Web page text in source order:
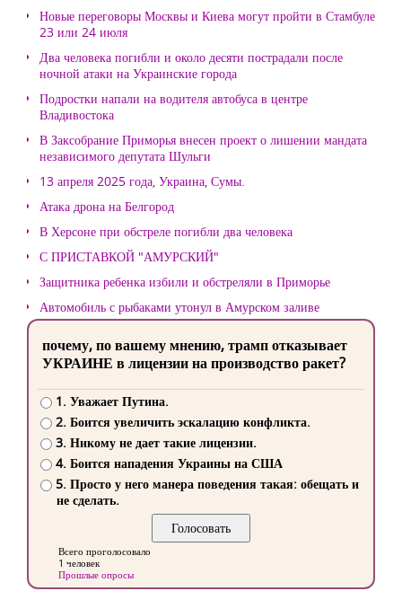
Новые переговоры Москвы и Киева могут пройти в Стамбуле
23 или 24 июля
Два человека погибли и около десяти пострадали после
ночной атаки на Украинские города
Подростки напали на водителя автобуса в центре
Владивостока
В Заксобрание Приморья внесен проект о лишении мандата
независимого депутата Шульги
13 апреля 2025 года, Украина, Сумы.
Атака дрона на Белгород
В Херсоне при обстреле погибли два человека
С ПРИСТАВКОЙ "АМУРСКИЙ"
Защитника ребенка избили и обстреляли в Приморье
Автомобиль с рыбаками утонул в Амурском заливе
почему, по вашему мнению, трамп отказывает
УКРАИНЕ в лицензии на производство ракет?
1. Уважает Путина.
2. Боится увеличить эскалацию конфликта.
3. Никому не дает такие лицензии.
4. Боится нападения Украины на США
5. Просто у него манера поведения такая: обещать и
не сделать.
Всего проголосовало
1 человек
Прошлые опросы